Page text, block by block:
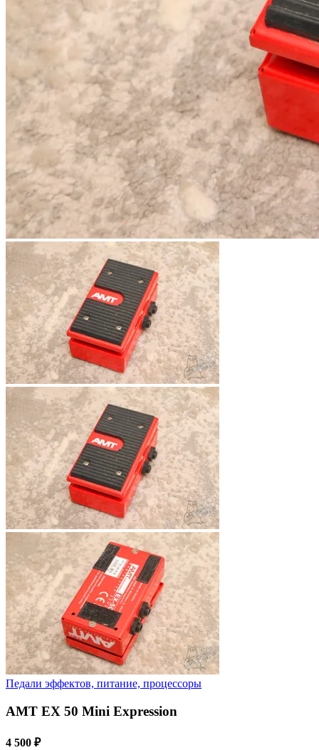
Педали эффектов, питание, процессоры
AMT EX 50 Mini Expression
4 500 ₽